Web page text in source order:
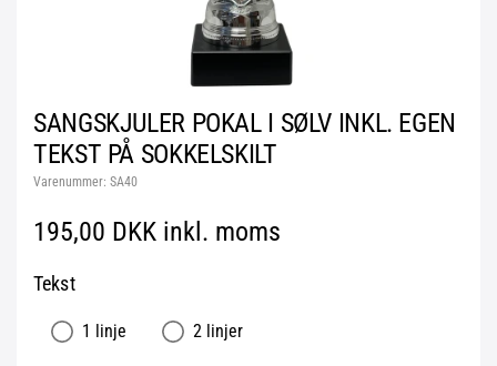
SANGSKJULER POKAL I SØLV INKL. EGEN
TEKST PÅ SOKKELSKILT
Varenummer: SA40
195,00 DKK inkl. moms
Tekst
1 linje 2 linjer